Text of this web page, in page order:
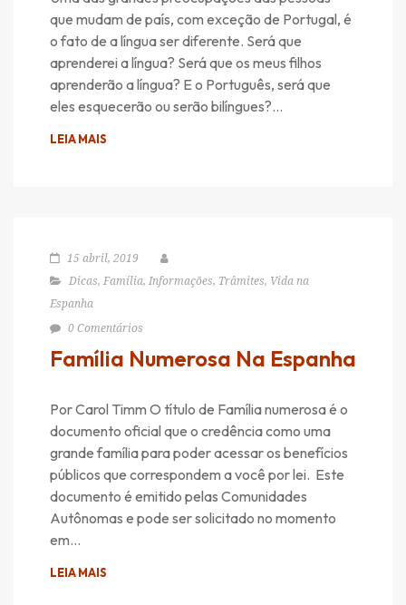
que mudam de país, com exceção de Portugal, é
o fato de a língua ser diferente. Será que
aprenderei a língua? Será que os meus filhos
aprenderão a língua? E o Português, será que
eles esquecerão ou serão bilíngues?…
LEIA MAIS
15 abril, 2019
Dicas, Família, Informações, Trâmites, Vida na
Espanha
0 Comentários
Família Numerosa Na Espanha
Por Carol Timm O título de Família numerosa é o
documento oficial que o credência como uma
grande família para poder acessar os benefícios
públicos que correspondem a você por lei. Este
documento é emitido pelas Comunidades
Autônomas e pode ser solicitado no momento
em…
LEIA MAIS